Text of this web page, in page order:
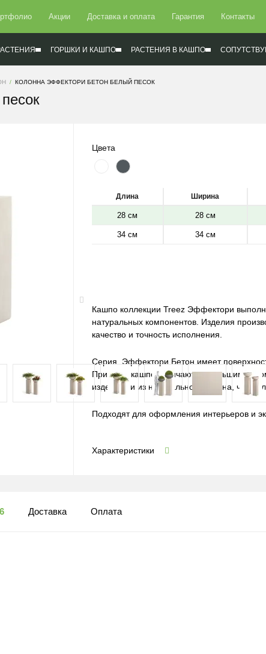
Акции Доставка и оплата Гарантия Контакты
ГОРШКИ И КАШПО РАСТЕНИЯ В КАШПО
КОЛОННА ЭФФЕКТОРИ БЕТОН БЕЛЫЙ ПЕСОК
Цвета
Длина Ширина
28 см 28 см
34 см 34 см
Кашпо коллекции Treez Эффектори
натуральных компонентов. Изделия
качество и точность исполнения.
Серия Эффектори Бетон имеет
При этом кашпо отличаются меньшим
изделиями из натурального бетона, что
Подходят для оформления интерьеров и
Характеристики
6 Доставка Оплата